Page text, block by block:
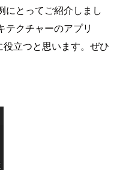
にとってご紹介しまし
テクチャーのアプリ
立つと思います。ぜひ